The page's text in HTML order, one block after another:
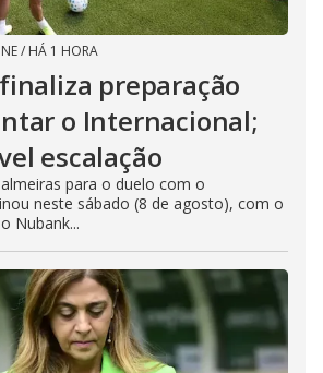
/ HÁ 1 HORA
preparação
o Internacional;
escalação
para o duelo com o
neste sábado (8 de agosto), com o
Nubank...